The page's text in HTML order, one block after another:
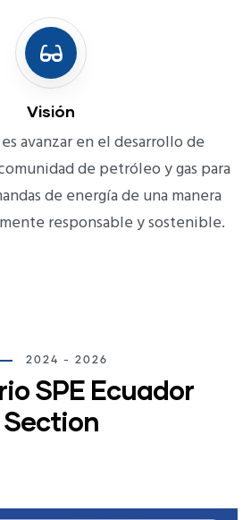
Visión
avanzar en el desarrollo de
de petróleo y gas para
de energía de una manera
responsable y sostenible.
2024 - 2026
SPE Ecuador
Section